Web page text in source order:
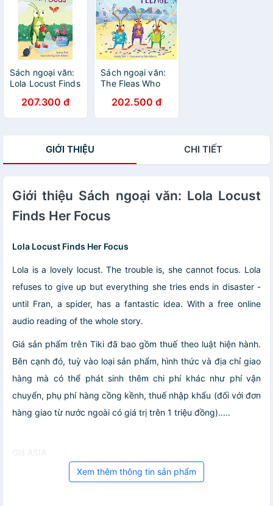
Sách ngoại văn:
Lola Locust Finds
207.300 đ
Sách ngoại văn:
The Fleas Who
Please
202.500 đ
GIỚI THIỆU CHI TIẾT
Giới thiệu Sách ngoại văn: Lola Locust
Finds Her Focus
Lola Locust Finds Her Focus
Lola is a lovely locust. The trouble is, she cannot focus. Lola
refuses to give up but everything she tries ends in disaster -
until Fran, a spider, has a fantastic idea. With a free online
audio reading of the whole story.
Giá sản phẩm trên Tiki đã bao gồm thuế theo luật hiện hành.
Bên cạnh đó, tuỳ vào loại sản phẩm, hình thức và địa chỉ giao
hàng mà có thể phát sinh thêm chi phí khác như phí vận
chuyển, phụ phí hàng cồng kềnh, thuế nhập khẩu (đối với đơn
hàng giao từ nước ngoài có giá trị trên 1 triệu đồng).....
Giá ASIA
Xem thêm thông tin sản phẩm